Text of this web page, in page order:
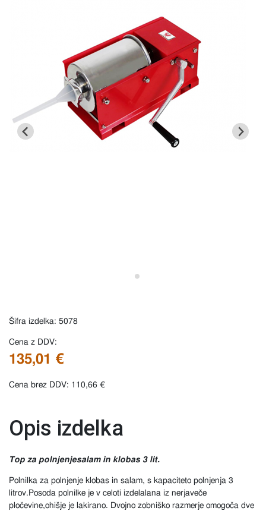
Šifra izdelka: 5078
Cena z DDV:
135,01 €
Cena brez DDV: 110,66 €
Opis izdelka
Top za polnjenjesalam in klobas 3lit.
Polnilka za polnjenje klobas in salam, s kapaciteto polnjenja 3
litrov.Posoda polnilke je v celoti izdelalana iz nerjaveče
pločevine,ohišje je lakirano. Dvojno zobniško razmerje omogoča dve